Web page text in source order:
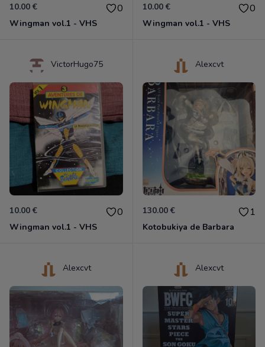
10.00 € 0
Wingman vol.1 - VHS
10.00 € 0
Wingman vol.1 - VHS
VictorHugo75
10.00 € 0
Wingman vol.1 - VHS
Alexcvt
130.00 € 1
Kotobukiya de Barbara
Alexcvt Alexcvt